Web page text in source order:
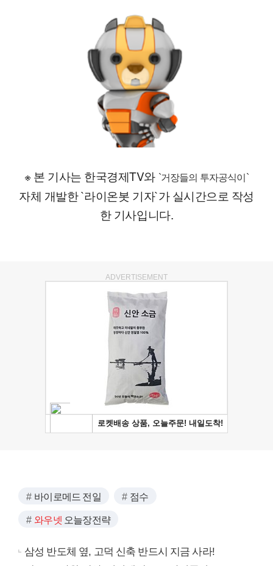
※ 본 기사는 한국경제TV와 `거장들의 투자공식이`
자체 개발한 `라이온봇 기자`가 실시간으로 작성
한 기사입니다.
ADVERTISEMENT
바이로메드 전일 점수
와우넷 오늘장전략
삼성 반도체 옆, 고덕 신축 반드시 지금 사라!